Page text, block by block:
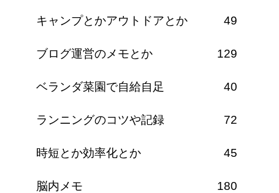
キャンプとかアウトドアとか 49
ブログ運営のメモとか 129
ベランダ菜園で自給自足 40
ランニングのコツや記録 72
時短とか効率化とか 45
脳内メモ 180